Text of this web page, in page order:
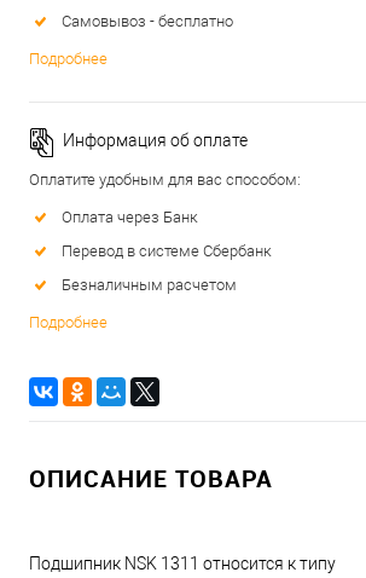
Самовывоз - бесплатно
Подробнее
Информация об оплате
Оплатите удобным для вас способом:
Оплата через Банк
Перевод в системе Сбербанк
Безналичным расчетом
Подробнее
ОПИСАНИЕ ТОВАРА
Подшипник NSK 1311 относится к типу